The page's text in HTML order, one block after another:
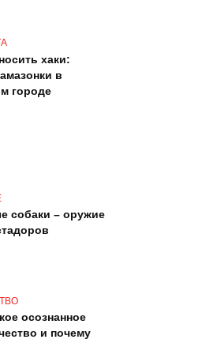
хаки:
в
городе
собаки – оружие
осознанное
и почему